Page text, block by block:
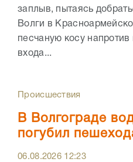
заплыв, пытаясь
Волги в
песчаную косу
входа...
Происшествия
В Волгограде
погубил
06.08.2026 12:23